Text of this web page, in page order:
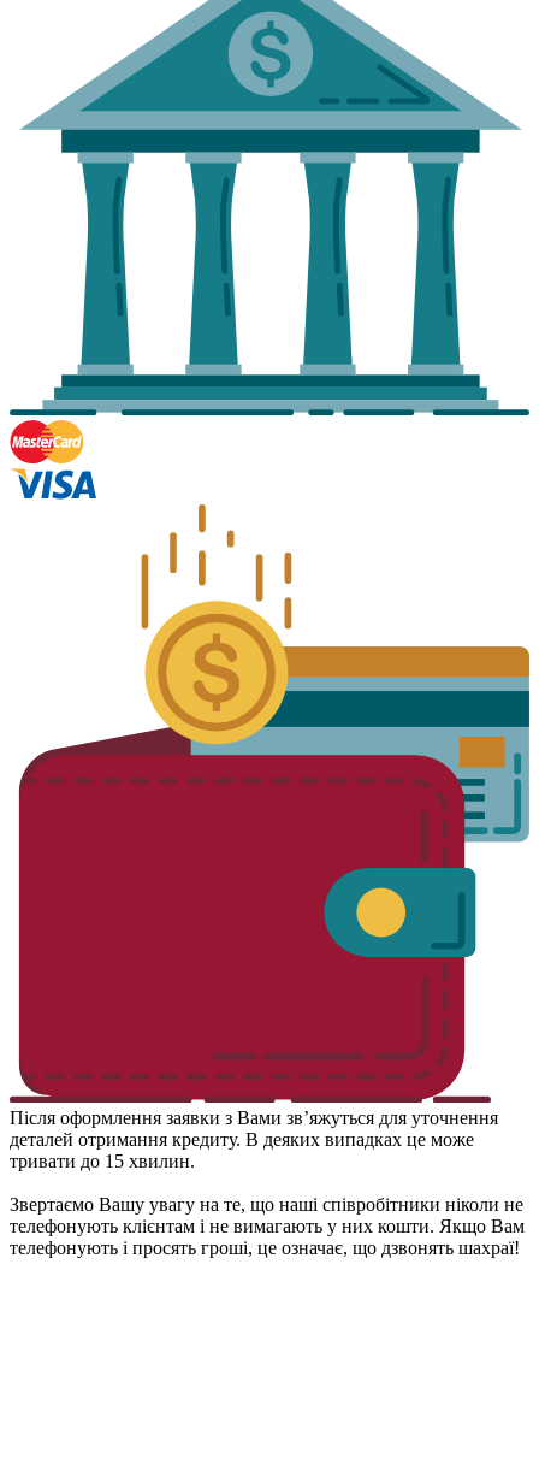
Після оформлення заявки з Вами зв’яжуться для уточнення
деталей отримання кредиту. В деяких випадках це може
тривати до 15 хвилин.
Звертаємо Вашу увагу на те, що наші співробітники ніколи не
телефонують клієнтам і не вимагають у них кошти. Якщо Вам
телефонують і просять гроші, це означає, що дзвонять шахраї!